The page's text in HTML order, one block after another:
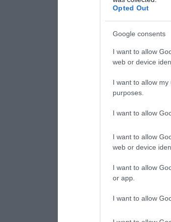
Opted Out
Google consents
I want to allow
web or device
I want to allow
purposes.
I want to allow
I want to allow
web or device
I want to allow
or app.
I want to allow
ακόμη